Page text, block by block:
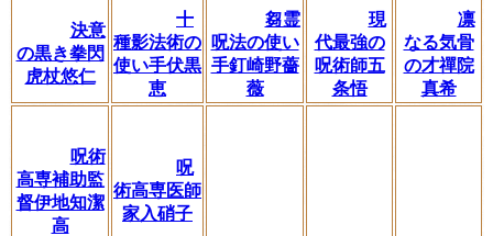
決意
の黒き拳閃
虎杖悠仁
十
種影法術の
使い手伏黒
恵
芻霊
呪法の使い
手釘崎野薔
薇
現
代最強の
呪術師五
条悟
凛
なる気骨
の才禪院
真希
呪術
高専補助監
督伊地知潔
高
呪
術高専医師
家入硝子